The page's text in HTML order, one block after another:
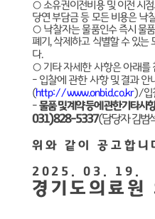
○소유권이전비용 및 이전 시
당연 부담금 등 모든 비용은 낙
○ 낙찰자는 물품인수 즉시 물
폐기 , 삭제하고 식별할 수 있는
다.
○ 기타 자세한 사항은 아래를
- 입찰에 관한 사항 및 결과 안
(http://www.onbid.co.kr)/입
-물품 및 계약 등에 관한 기타사
031)828-5337(담당자 김범
위와 같이 공고합니
2025. 03. 19.
경기도의료원